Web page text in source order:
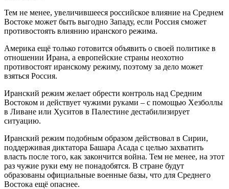
Тем не менее, увеличившееся российское влияние на Среднем
Востоке может быть выгодно Западу, если Россия сможет
противостоять влиянию иранского режима.
Америка ещё только готовится объявить о своей политике в
отношении Ирана, а европейские страны неохотно
противостоят иранскому режиму, поэтому за дело может
взяться Россия.
Иранский режим желает обрести контроль над Средним
Востоком и действует чужими руками – с помощью Хезболлы
в Ливане или Хуситов в Палестине дестабилизирует
ситуацию.
Иранский режим подобным образом действовал в Сирии,
поддерживая диктатора Башара Асада с целью захватить
власть после того, как закончится война. Тем не менее, на этот
раз чужие руки ему не понадобятся. В стране будут
образованы официальные военные базы, что для Среднего
Востока ещё опаснее.